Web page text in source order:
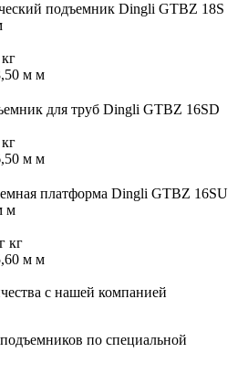
подъемник Dingli GTBZ 18S
м м
для труб Dingli GTBZ 16SD
м м
платформа Dingli GTBZ 16SU
м
кг
м м
с нашей компанией
по специальной